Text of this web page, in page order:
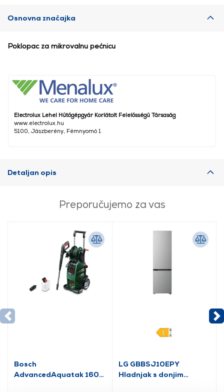
Osnovna značajka
Electrolux Lehel Hűtőgépgyár Korlátolt Felelősségű Társaság
www.electrolux.hu
5100, Jászberény, Fémnyomó 1
Poklopac za mikrovalnu pećnicu
Detaljan opis
Preporučujemo za vas
Bosch
AdvancedAquatak 160
LG GBBSJ10EPY
Hladnjak s donjim